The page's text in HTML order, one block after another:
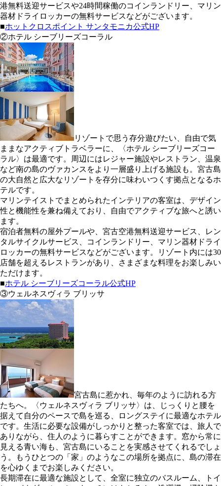
港無料送迎サービスや24時間稼働のコインランドリー、マリン
器材ドライロッカーの無料サービスなどがございます。
■ホットクロスポイント サンタモニカ公式HP
②ホテル シーブリーズコーラル
リゾートで思う存分遊びたい、自由で気
ままなアクティブトラベラーに、〈ホテル シーブリーズコー
ラル〉は最適です。周辺にはレジャー施設やレストラン、温泉
など南の島のヴァカンスをより一層盛り上げる施設も。宮古島
の大自然と広大なリゾートを存分に味わいつくす拠点となるホ
テルです。
マリンテイストでまとめられたインテリアの客室は、デザイン
性と機能性を兼ね備えており、自由でアクティブな旅へと誘い
ます。
宿泊者無料の屋外プールや、宮古空港無料送迎サービス、レン
タルサイクルサービス、コインランドリー、マリン器材ドライ
ロッカーの無料サービスなどがございます。リゾート内には30
店舗を超えるレストランがあり、さまざまな料理をお楽しみい
ただけます。
■ホテル シーブリーズコーラル公式HP
③ウェルネスヴィラ ブリッサ
宮古島に惹かれ、毎年のように訪れる方
たちへ。〈ウェルネスヴィラ ブリッサ〉は、じっくりと腰を
据えて自分のペースで島を巡る、ロングステイに最適なホテル
です。生活に必要な設備がしっかりと整った客室では、旅人で
ありながら、住人のように暮らすことができます。窓から常に
見える青い海も、宮古島にいることを実感させてくれるでしょ
う。もうひとつの「家」のようなこの場所を拠点に、島の滞在
を心ゆくまでお楽しみください。
⻑期滞在に最適な施設として、全室に独立のバスルーム、トイ